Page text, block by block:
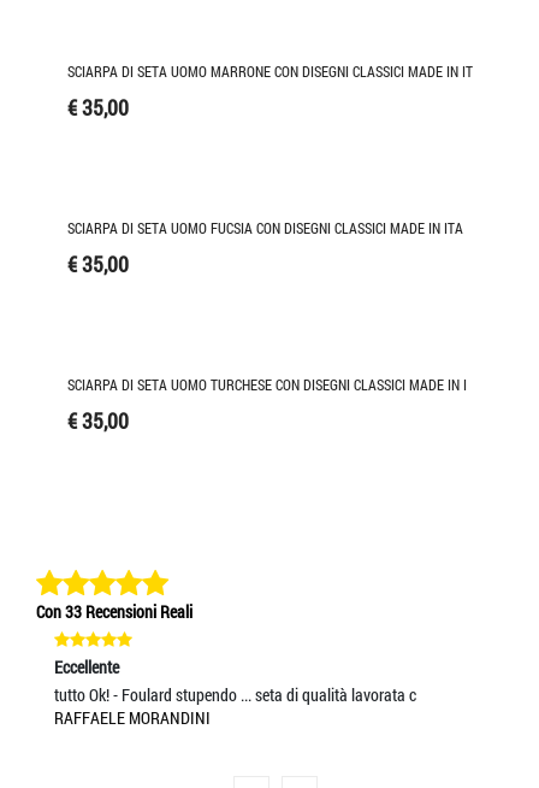
SCIARPA DI SETA UOMO MARRONE CON DISEGNI CLASSICI MADE IN IT
€ 35,00
SCIARPA DI SETA UOMO FUCSIA CON DISEGNI CLASSICI MADE IN ITA
€ 35,00
SCIARPA DI SETA UOMO TURCHESE CON DISEGNI CLASSICI MADE IN I
€ 35,00
Con 33 Recensioni Reali
Eccellente
tutto Ok! - Foulard stupendo ... seta di qualità lavorata c
RAFFAELE MORANDINI